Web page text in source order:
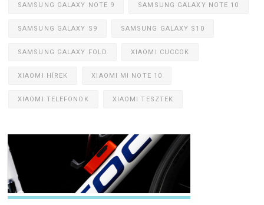
SAMSUNG GALAXY NOTE 9 SAMSUNG GALAXY NOTE 10
SAMSUNG GALAXY S9 SAMSUNG GALAXY S10
SAMSUNG GALAXY FOLD XIAOMI CUCCOK
XIAOMI HÍREK XIAOMI MI NOTE 10
XIAOMI TELEFONOK XIAOMI TESZTEK